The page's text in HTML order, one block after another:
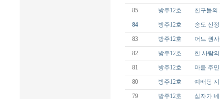
85 방주12호 친구들의
84 방주12호 송도 신
83 방주12호 어느 권
82 방주12호 한 사람
81 방주12호 마을 주
80 방주12호 예배당
79 방주12호 십자가